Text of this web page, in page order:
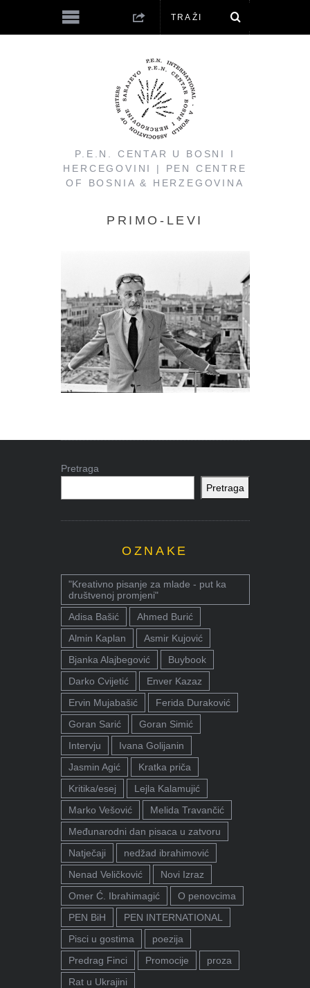
P.E.N. CENTAR U BOSNI I
HERCEGOVINI | PEN CENTRE
OF BOSNIA & HERZEGOVINA
PRIMO-LEVI
Pretraga
Pretraga
OZNAKE
"Kreativno pisanje za mlade - put ka
društvenoj promjeni"
Adisa Bašić
Ahmed Burić
Almin Kaplan
Asmir Kujović
Bjanka Alajbegović
Buybook
Darko Cvijetić
Enver Kazaz
Ervin Mujabašić
Ferida Duraković
Goran Sarić
Goran Simić
Intervju
Ivana Golijanin
Jasmin Agić
Kratka priča
Kritika/esej
Lejla Kalamujić
Marko Vešović
Melida Travančić
Međunarodni dan pisaca u zatvoru
Natječaji
nedžad ibrahimović
Nenad Veličković
Novi Izraz
Omer Ć. Ibrahimagić
O penovcima
PEN BiH
PEN INTERNATIONAL
Pisci u gostima
poezija
Predrag Finci
Promocije
proza
Rat u Ukrajini